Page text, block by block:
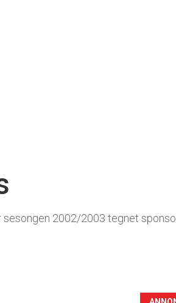
2002/2003 tegnet